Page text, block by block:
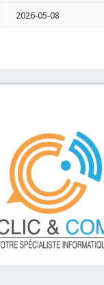
2026-05-08